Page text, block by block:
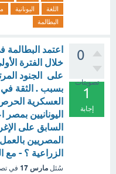
اللغة
اليونانية
البطالمة
0
تصويتات
1
إجابة
اعتمد
خلال الفترة
على الجنود
بسبب . الثقة في
العسكرية
اليونانيين بمصر
السابق على
المصريين
الزراعية ؟ - مع
سُئل مارس 17 في